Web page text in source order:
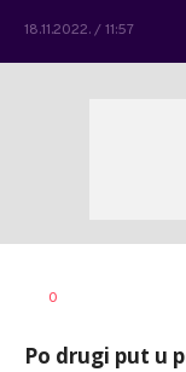
18.11.2022. / 11:57
AUTOR
0
Po drugi put u